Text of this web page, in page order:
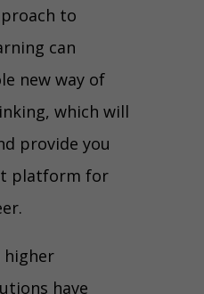
to
can
new way of
which will
provide you
platform for
higher
have